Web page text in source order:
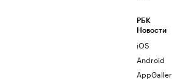
РБК
Новости
iOS
Android